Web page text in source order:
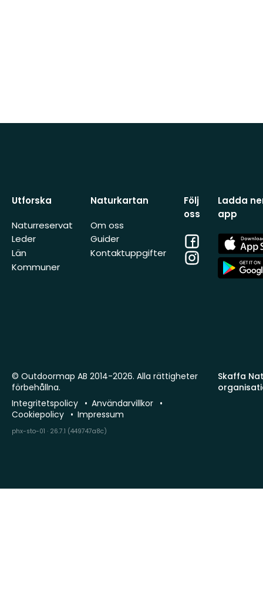
Utforska
Naturreservat
Leder
Län
Kommuner
Naturkartan
Om oss
Guider
Kontaktuppgifter
Följ
oss
Facebook
Instagram
Ladda
app
App
Store
App
Store
Skaffa
© Outdoormap AB 2014-2026. Alla rättigheter
förbehållna.
Integritetspolicy
Användarvillkor
Cookiepolicy
Impressum
phx-sto-01 · 26.7.1 (449747a8c)